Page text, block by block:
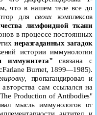
что в нашем теле все до
для своихкомплексов
лимфоидной ткани
в процессе постоянных
неразгаданных загадок
истории иммунологии
иммунитета" связана с
Burnet, 1899—1985).
пропагандировал и
сам ссылался на
The Production of Antibodies"
мысль иммунологов от